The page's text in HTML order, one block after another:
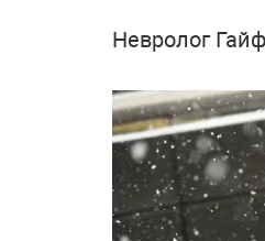
Невролог